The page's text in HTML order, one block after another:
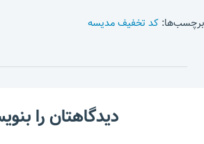
برچسب‌ها: کد تخفیف مدیسه
دیدگاهتان را